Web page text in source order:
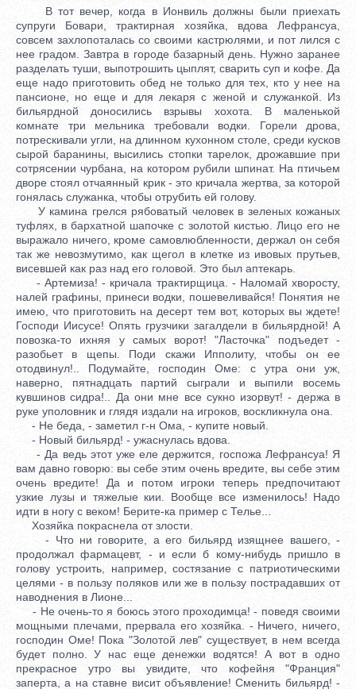
В тот вечер, когда в Ионвиль должны были приехать
супруги Бовари, трактирная хозяйка, вдова Лефрансуа,
совсем захлопоталась со своими кастрюлями, и пот лился с
нее градом. Завтра в городе базарный день. Нужно заранее
разделать туши, выпотрошить цыплят, сварить суп и кофе. Да
еще надо приготовить обед не только для тех, кто у нее на
пансионе, но еще и для лекаря с женой и служанкой. Из
бильярдной доносились взрывы хохота. В маленькой
комнате три мельника требовали водки. Горели дрова,
потрескивали угли, на длинном кухонном столе, среди кусков
сырой баранины, высились стопки тарелок, дрожавшие при
сотрясении чурбана, на котором рубили шпинат. На птичьем
дворе стоял отчаянный крик - это кричала жертва, за которой
гонялась служанка, чтобы отрубить ей голову.
У камина грелся рябоватый человек в зеленых кожаных
туфлях, в бархатной шапочке с золотой кистью. Лицо его не
выражало ничего, кроме самовлюбленности, держал он себя
так же невозмутимо, как щегол в клетке из ивовых прутьев,
висевшей как раз над его головой. Это был аптекарь.
- Артемиза! - кричала трактирщица. - Наломай хворосту,
налей графины, принеси водки, пошевеливайся! Понятия не
имею, что приготовить на десерт тем вот, которых вы ждете!
Господи Иисусе! Опять грузчики загалдели в бильярдной! А
повозка-то ихняя у самых ворот! "Ласточка" подъедет -
разобьет в щепы. Поди скажи Ипполиту, чтобы он ее
отодвинул!.. Подумайте, господин Оме: с утра они уж,
наверно, пятнадцать партий сыграли и выпили восемь
кувшинов сидра!.. Да они мне все сукно изорвут! - держа в
руке уполовник и глядя издали на игроков, воскликнула она.
- Не беда, - заметил г-н Ома, - купите новый.
- Новый бильярд! - ужаснулась вдова.
- Да ведь этот уже еле держится, госпожа Лефрансуа! Я
вам давно говорю: вы себе этим очень вредите, вы себе этим
очень вредите! Да и потом игроки теперь предпочитают
узкие лузы и тяжелые кии. Вообще все изменилось! Надо
идти в ногу с веком! Берите-ка пример с Телье...
Хозяйка покраснела от злости.
- Что ни говорите, а его бильярд изящнее вашего, -
продолжал фармацевт, - и если б кому-нибудь пришло в
голову устроить, например, состязание с патриотическими
целями - в пользу поляков или же в пользу пострадавших от
наводнения в Лионе...
- Не очень-то я боюсь этого проходимца! - поведя своими
мощными плечами, прервала его хозяйка. - Ничего, ничего,
господин Оме! Пока "Золотой лев" существует, в нем всегда
будет полно. У нас еще денежки водятся! А вот в одно
прекрасное утро вы увидите, что кофейня "Франция"
заперта, а на ставне висит объявление! Сменить бильярд! -